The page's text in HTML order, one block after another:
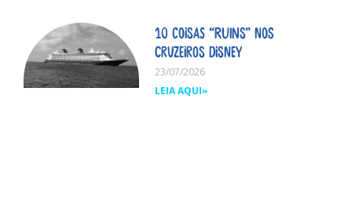
10 coisas “ruins” nos
cruzeiros Disney
23/07/2026
LEIA AQUI»